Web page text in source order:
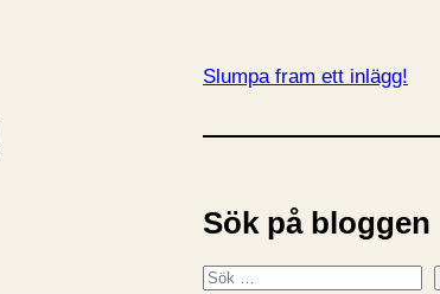
Slumpa fram ett inlägg!
Sök på bloggen
S